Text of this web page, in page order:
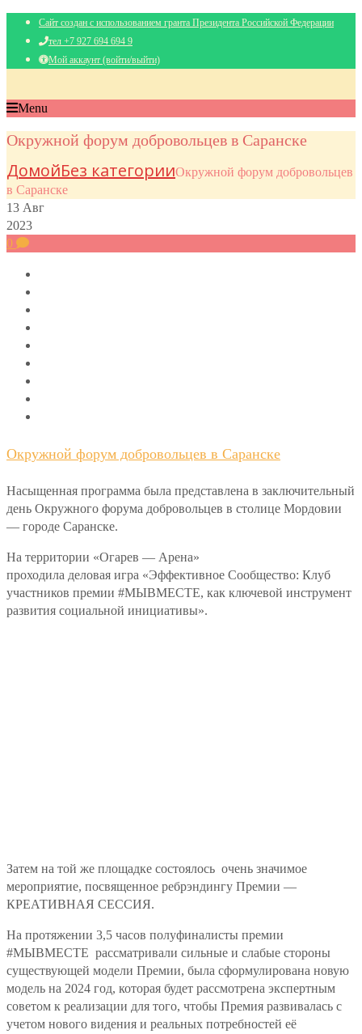
Сайт создан с использованием гранта Президента Российской Федерации
тел +7 927 694 694 9
Мой аккаунт (войти/выйти)
Menu
Окружной форум добровольцев в Саранске
ДомойБез категорииОкружной форум добровольцев
в Саранске
13 Авг
2023
0
Окружной форум добровольцев в Саранске
Насыщенная программа была представлена в заключительный
день Окружного форума добровольцев в столице Мордовии
— городе Саранске.
На территории «Огарев — Арена»
проходила деловая игра «Эффективное Сообщество: Клуб
участников премии #МЫВМЕСТЕ, как ключевой инструмент
развития социальной инициативы».
Затем на той же площадке состоялось очень значимое
мероприятие, посвященное ребрэндингу Премии —
КРЕАТИВНАЯ СЕССИЯ.
На протяжении 3,5 часов полуфиналисты премии
#МЫВМЕСТЕ рассматривали сильные и слабые стороны
существующей модели Премии, была сформулирована новую
модель на 2024 год, которая будет рассмотрена экспертным
советом к реализации для того, чтобы Премия развивалась с
учетом нового видения и реальных потребностей её